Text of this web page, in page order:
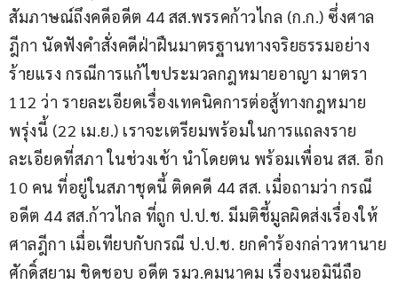
สัมภาษณ์ถึงคดีอดีต 44 สส.พรรคก้าวไกล (ก.ก.) ซึ่งศาล
ฎีกา นัดฟังคำสั่งคดีฝ่าฝืนมาตรฐานทางจริยธรรมอย่าง
ร้ายแรง กรณีการแก้ไขประมวลกฎหมายอาญา มาตรา
112 ว่า รายละเอียดเรื่องเทคนิคการต่อสู้ทางกฎหมาย
พรุ่งนี้ (22 เม.ย.) เราจะเตรียมพร้อมในการแถลงราย
ละเอียดที่สภา ในช่วงเช้า นำโดยตน พร้อมเพื่อน สส. อีก
10 คน ที่อยู่ในสภาชุดนี้ ติดคดี 44 สส. เมื่อถามว่า กรณี
อดีต 44 สส.ก้าวไกล ที่ถูก ป.ป.ช. มีมติชี้มูลผิดส่งเรื่องให้
ศาลฎีกา เมื่อเทียบกับกรณี ป.ป.ช. ยกคำร้องกล่าวหานาย
ศักดิ์สยาม ชิดชอบ อดีต รมว.คมนาคม เรื่องนอมินีถือ